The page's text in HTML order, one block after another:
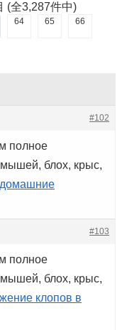
(全3,287件中)
64 65 66
#102
полное
мышей, блох, крыс,
#103
полное
мышей, блох, крыс,
клопов в